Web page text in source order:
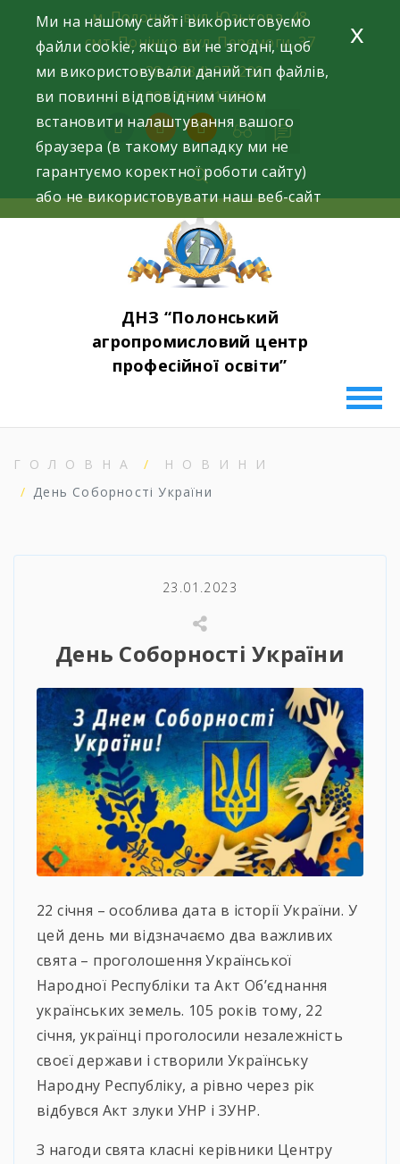
content
м. Полонне, вул. Юзькова, 48
смт. Понінка, вул. Перемоги, 37
+38 (0384) 371293
+38 (097) 4159398
facebookinstagramyoutube
ДНЗ “Полонський
агропромисловий центр
професійної освіти”
ГОЛОВНА
НОВИНИ
День Соборності України
23.01.2023
День Соборності України
22 січня – особлива дата в історії України. У
цей день ми відзначаємо два важливих
свята – проголошення Української
Народної Республіки та Акт Об’єднання
українських земель. 105 років тому, 22
січня, українці проголосили незалежність
своєї держави і створили Українську
Народну Республіку, а рівно через рік
відбувся Акт злуки УНР і ЗУНР.
З нагоди свята класні керівники Центру
Ми на нашому сайті використовуємо
файли cookie, якщо ви не згодні, щоб
ми використовували даний тип файлів,
ви повинні відповідним чином
встановити налаштування вашого
браузера (в такому випадку ми не
гарантуємо коректної роботи сайту)
або не використовувати наш веб-сайт
x